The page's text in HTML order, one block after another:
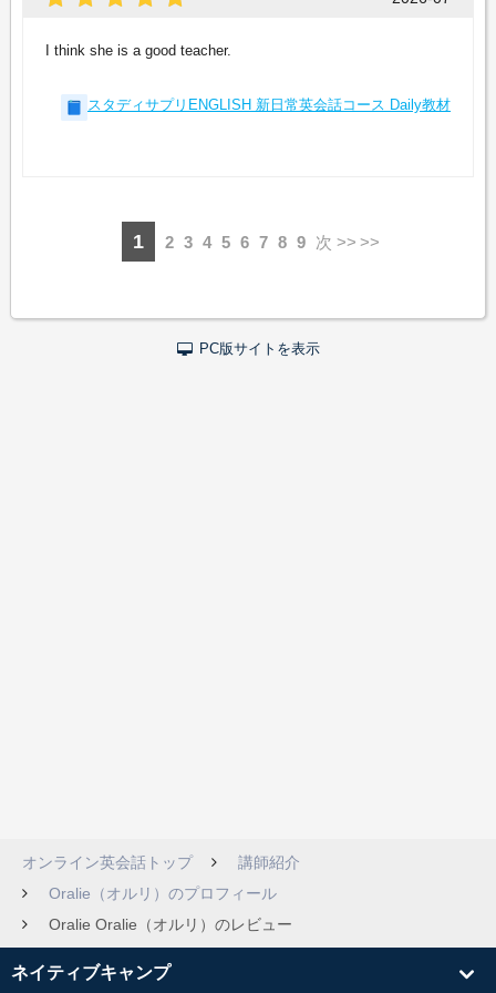
I think she is a good teacher.
スタディサプリENGLISH 新日常英会話コース Daily教材
1 2 3 4 5 6 7 8 9 次 >>
PC版サイトを表示
オンライン英会話トップ
講師紹介
Oralie（オルリ）のプロフィール
Oralie Oralie（オルリ）のレビュー
ネイティブキャンプ